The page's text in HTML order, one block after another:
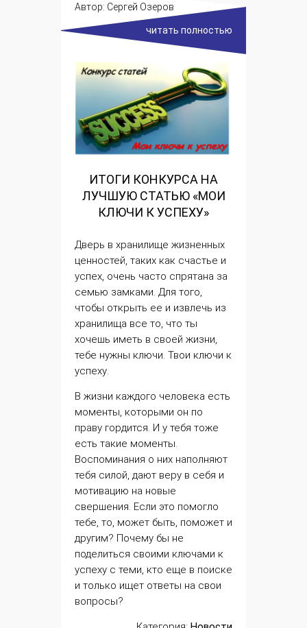
Автор: Сергей Озеров
читать полностью
ИТОГИ КОНКУРСА НА
ЛУЧШУЮ СТАТЬЮ «МОИ
КЛЮЧИ К УСПЕХУ»
Дверь в хранилище жизненных
ценностей, таких как счастье и
успех, очень часто спрятана за
семью замками. Для того,
чтобы открыть ее и извлечь из
хранилища все то, что ты
хочешь иметь в своей жизни,
тебе нужны ключи. Твои ключи к
успеху.
В жизни каждого человека есть
моменты, которыми он по
праву гордится. И у тебя тоже
есть такие моменты.
Воспоминания о них наполняют
тебя силой, дают веру в себя и
мотивацию на новые
свершения. Если это помогло
тебе, то, может быть, поможет и
другим? Почему бы не
поделиться своими ключами к
успеху с теми, кто еще в поиске
и только ищет ответы на свои
вопросы?